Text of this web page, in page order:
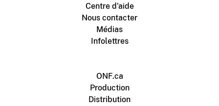
Centre d'aide
Nous contacter
Médias
Infolettres
ONF.ca
Production
Distribution